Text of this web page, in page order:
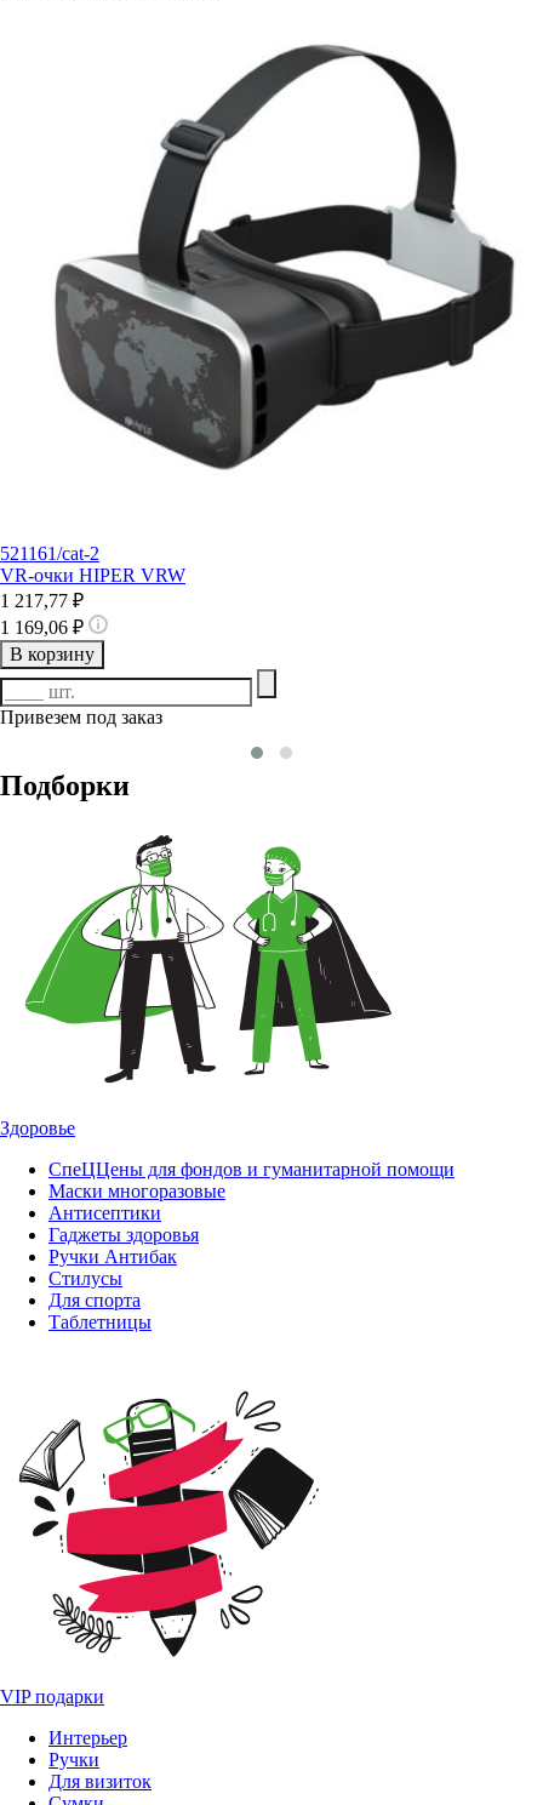
521161/cat-2
VR-очки HIPER VRW
1 217,77 ₽
1 169,06 ₽
В корзину
Привезем под заказ
Подборки
Здоровье
СпеЦЦены для фондов и гуманитарной помощи
Маски многоразовые
Антисептики
Гаджеты здоровья
Ручки Антибак
Стилусы
Для спорта
Таблетницы
VIP подарки
Интерьер
Ручки
Для визиток